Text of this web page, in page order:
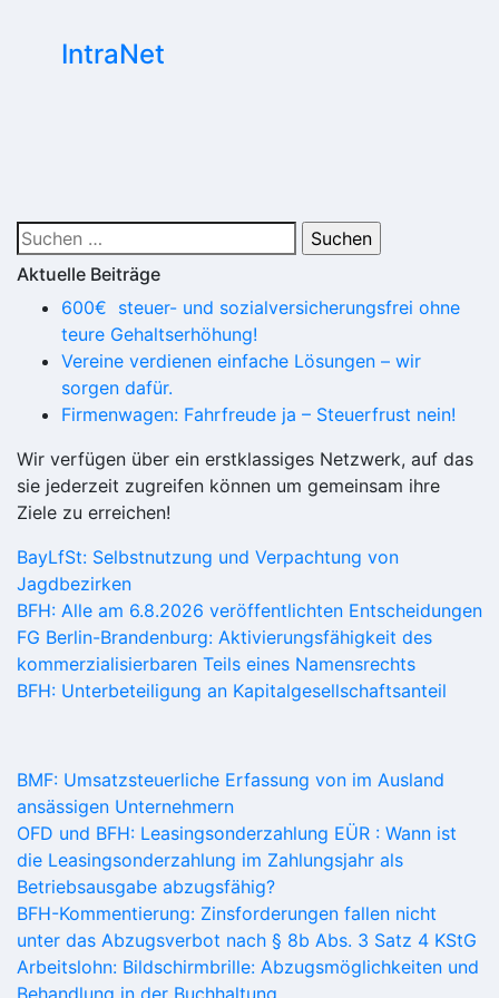
IntraNet
Suchen
nach:
Aktuelle Beiträge
600€ steuer- und so­zial­ver­si­che­rungs­frei ohne
teure Gehaltserhöhung!
Vereine verdienen einfache Lösungen – wir
sorgen dafür.
Firmenwagen: Fahrfreude ja – Steuerfrust nein!
Wir verfügen über ein erstklassiges Netzwerk, auf das
sie jederzeit zugreifen können um gemeinsam ihre
Ziele zu erreichen!
BayLfSt: Selbstnutzung und Verpachtung von
Jagdbezirken
BFH: Alle am 6.8.2026 veröffentlichten Entscheidungen
FG Berlin-Brandenburg: Aktivierungsfähigkeit des
kommerzialisierbaren Teils eines Namensrechts
BFH: Unterbeteiligung an Kapitalgesellschaftsanteil
BMF: Umsatzsteuerliche Erfassung von im Ausland
ansässigen Unternehmern
OFD und BFH: Leasingsonderzahlung EÜR : Wann ist
die Leasingsonderzahlung im Zahlungsjahr als
Betriebsausgabe abzugsfähig?
BFH-Kommentierung: Zinsforderungen fallen nicht
unter das Abzugsverbot nach § 8b Abs. 3 Satz 4 KStG
Arbeitslohn: Bildschirmbrille: Abzugsmöglichkeiten und
Behandlung in der Buchhaltung